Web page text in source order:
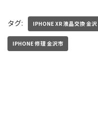
タグ: IPHONE XR 液晶交換 金沢
IPHONE 修理 金沢市